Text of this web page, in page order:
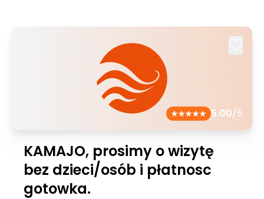
5.00/5
KAMAJO, prosimy o wizytę
bez dzieci/osób i płatnosc
gotowka.